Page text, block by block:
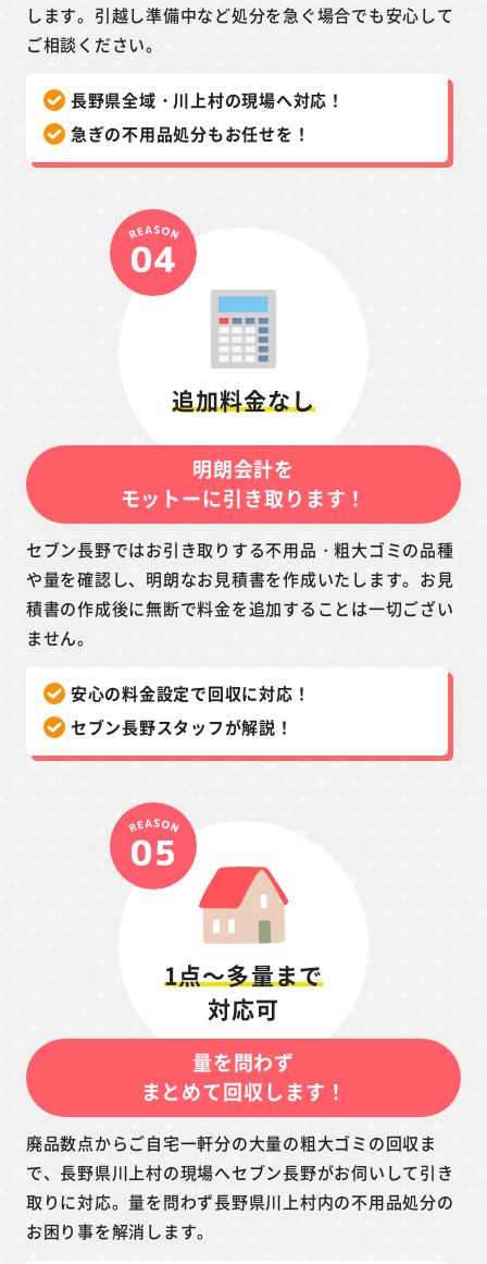
します。引越し準備中など処分を急ぐ場合でも安心して
ご相談ください。
長野県全域・川上村の現場へ対応！
急ぎの不用品処分もお任せを！
追加料金なし
明朗会計を
モットーに引き取ります！
セブン長野ではお引き取りする不用品・粗大ゴミの品種
や量を確認し、明朗なお見積書を作成いたします。お見
積書の作成後に無断で料金を追加することは一切ござい
ません。
安心の料金設定で回収に対応！
セブン長野スタッフが解説！
1点～多量まで
対応可
量を問わず
まとめて回収します！
廃品数点からご自宅一軒分の大量の粗大ゴミの回収ま
で、長野県川上村の現場へセブン長野がお伺いして引き
取りに対応。量を問わず長野県川上村内の不用品処分の
お困り事を解消します。